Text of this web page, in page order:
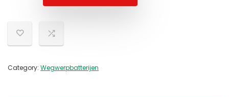
Category: Wegwerpbatterijen